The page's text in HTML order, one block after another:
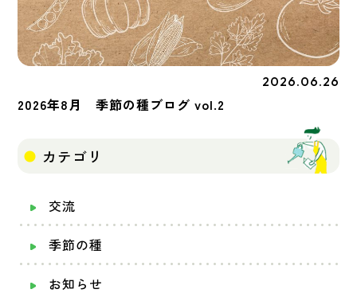
2026.06.26
2026年8月 季節の種ブログ vol.2
カテゴリ
交流
季節の種
お知らせ